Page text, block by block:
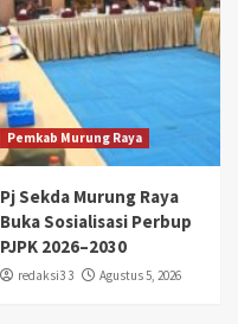
Pemkab Murung Raya
Pj Sekda Murung Raya
Buka Sosialisasi Perbup
PJPK 2026–2030
redaksi3 3 Agustus 5, 2026